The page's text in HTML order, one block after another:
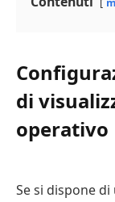
di
operativo
Se si dispone